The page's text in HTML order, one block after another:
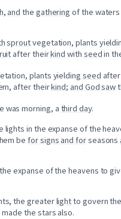
, and the gathering of the waters
sproutvegetation, plants
after theirkind with seedin
plants yielding seed
after theirkind; and Godsaw
was morning, a third day.
lights in the expanse of the
beforsigns and forseasons
expanse of the heavens to
the greaterlightto govern
made the stars also.